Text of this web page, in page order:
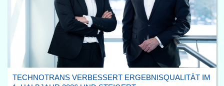
TECHNOTRANS VERBESSERT ERGEBNISQUALITÄT IM